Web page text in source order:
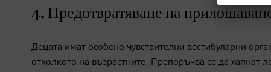
4. Предотвратяване на
Децата имат особено чувствителни вестибуларни
отколкото на възрастните.
Препоръчва се да хапнат